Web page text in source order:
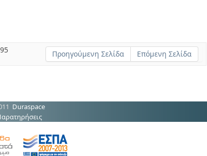
Προηγούμενη Σελίδα Επόμενη Σελίδα
Duraspace